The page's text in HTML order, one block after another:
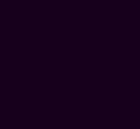
Zahnverlust
GLÜCKLICH
muss nicht bedeuten, die
zu verlieren. Denn es gibt
die Lücke passgenau zu
für Haiger sind hier die